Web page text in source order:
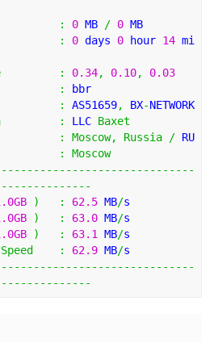
: 0 MB / 0 MB
: 0 days 0 hour 14 mi
: 0.34, 0.10,
0.03
:
bbr
: AS51659, BX-NETWORK
: LLC Baxet
: Moscow, Russia / RU
:
Moscow
) : 62.5 MB/s
) : 63.0 MB/s
) : 63.1 MB/s
Speed : 62.9 MB/s